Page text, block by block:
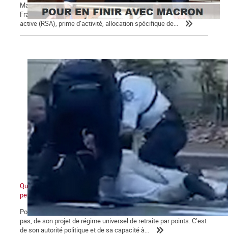
Macron, président des 5 % des ménages les plus riches Un
Français sur 10 perçoit des minima sociaux : revenu de solidarité
active (RSA), prime d’activité, allocation spécifique de...
Quand ceux d'en bas ne veulent plus et que ceux d'en haut ne
peuvent plus
Pour Macron, ce qui se joue aujourd’hui va au-delà de l’avenir, ou
pas, de son projet de régime universel de retraite par points. C’est
de son autorité politique et de sa capacité à...